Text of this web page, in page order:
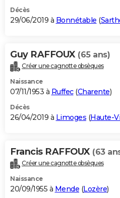
Décès
29/06/2019 à Bonnétable (
Guy RAFFOUX (65 ans)
Créer une cagnotte obsèques
Naissance
07/11/1953 à Ruffec(Charente)
Décès
26/04/2019 à Limoges (Haute-
Francis RAFFOUX (63
Créer une cagnotte obsèques
Naissance
20/09/1955 à Mende (Lozère)